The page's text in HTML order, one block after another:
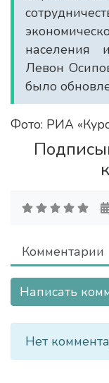
населения
Левон
было
Фото: РИА
Комментарии
Написать
Нет